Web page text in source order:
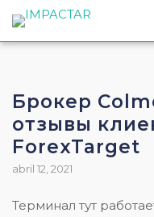
Брокер
отзывы
ForexTarget
abril 12, 2021
Терминал тут